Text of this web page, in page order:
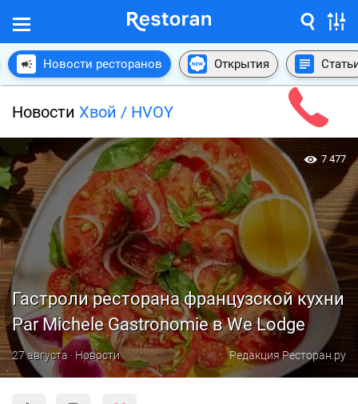
Новости ресторанов Открытия
Новости Хвой / HVOY
Гастроли ресторана французской кухни
Par Michele Gastronomie в We Lodge
27 августа · Новости Редакция Ресторан.ру
7 477